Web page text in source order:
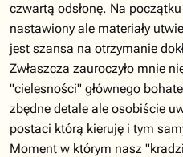
czwartą odsłonę. Na
nastawiony ale materiały
jest szansa na otrzymanie
Zwłaszcza zauroczyło mnie
"cielesności" głównego
zbędne detale ale osobiście
postaci którą kieruję i tym
Moment w którym nasz